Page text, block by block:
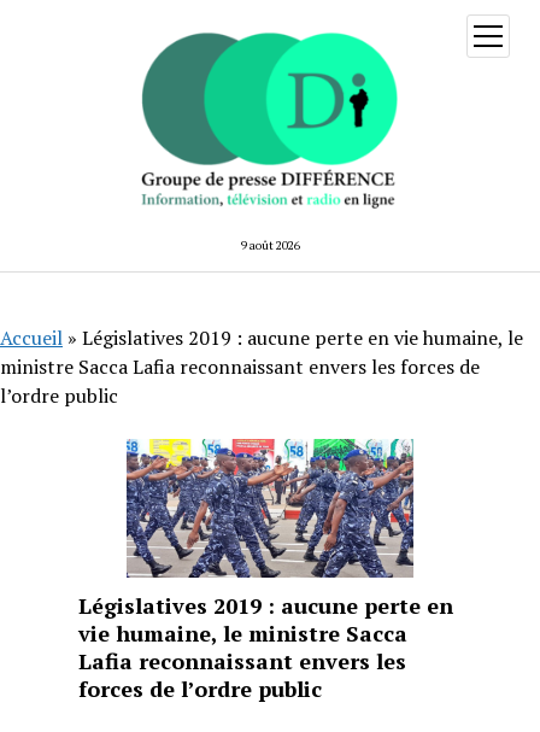
9 août 2026
ouvrir
menu
Accueil » Législatives 2019 : aucune perte en vie humaine, le
ministre Sacca Lafia reconnaissant envers les forces de
l’ordre public
Législatives 2019 : aucune perte en
vie humaine, le ministre Sacca
Lafia reconnaissant envers les
forces de l’ordre public